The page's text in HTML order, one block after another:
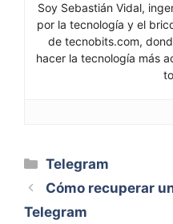
Soy Sebastián Vidal,
por la tecnología y el
de tecnobits.com,
hacer la tecnología más
Categorías
Telegram
Cómo recuperar
Telegram